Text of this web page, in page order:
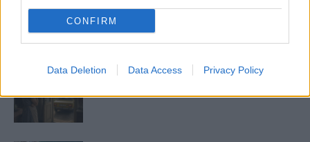
CONFIRM
Data Deletion Data Access Privacy Policy
Minka 14. rész